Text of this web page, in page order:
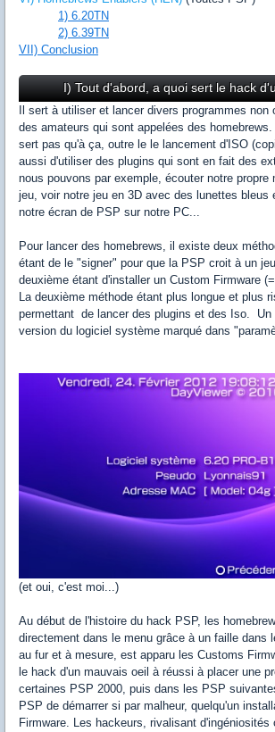
1) 6.20TN
2) 6.39TN
VII) Conclusion
I) Tout d'abord, a quoi sert le hack
Il sert à utiliser et lancer divers programmes non
des amateurs qui sont appelées des
sert pas qu'à ça, outre le le lancement d'ISO
aussi d'utiliser des plugins qui sont en fait des
nous pouvons par exemple, écouter notre propre
jeu, voir notre jeu en 3D avec des lunettes bleus
notre écran de PSP sur notre PC...
Pour lancer des homebrews, il existe deux
étant de le "signer" pour que la PSP croit à un
deuxième étant d'installer un Custom Firmware
La deuxième méthode étant plus longue et plus
permettant de lancer des plugins et des Iso. Un
version du logiciel système marqué dans
(et oui, c'est moi...)
Au début de l'histoire du hack PSP, les
directement dans le menu grâce à un faille dans
au fur et à mesure, est apparu les Customs
le hack d'un mauvais oeil à réussi à placer une
certaines PSP 2000, puis dans les PSP
PSP de démarrer si par malheur, quelqu'un
Firmware. Les hackeurs, rivalisant